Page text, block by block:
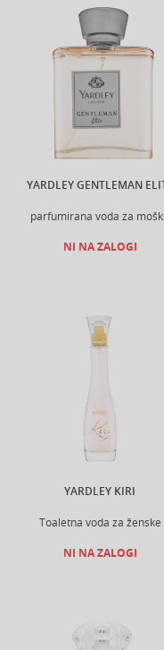
YARDLEY GENTLEMAN
parfumirana voda za
NI NA ZALOGI
YARDLEY KIRI
Toaletna voda za ženske
NI NA ZALOGI